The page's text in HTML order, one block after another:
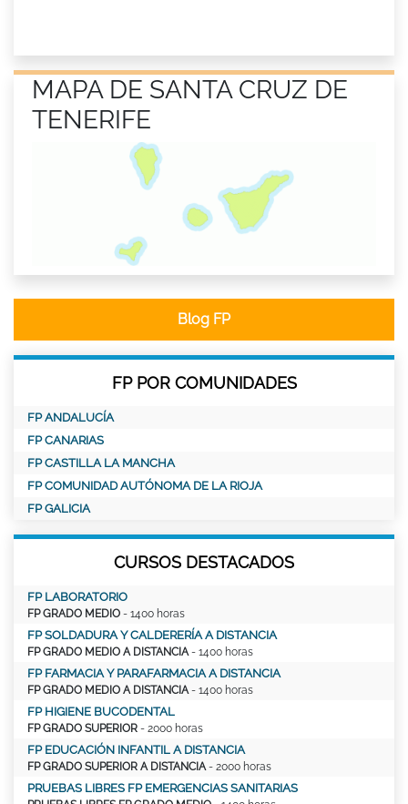
MAPA DE SANTA CRUZ DE
TENERIFE
Blog FP
FP POR COMUNIDADES
FP ANDALUCÍA
FP CANARIAS
FP CASTILLA LA MANCHA
FP COMUNIDAD AUTÓNOMA DE LA RIOJA
FP GALICIA
CURSOS DESTACADOS
FP LABORATORIO
FP GRADO MEDIO - 1400 horas
FP SOLDADURA Y CALDERERÍA A DISTANCIA
FP GRADO MEDIO A DISTANCIA - 1400 horas
FP FARMACIA Y PARAFARMACIA A DISTANCIA
FP GRADO MEDIO A DISTANCIA - 1400 horas
FP HIGIENE BUCODENTAL
FP GRADO SUPERIOR - 2000 horas
FP EDUCACIÓN INFANTIL A DISTANCIA
FP GRADO SUPERIOR A DISTANCIA - 2000 horas
PRUEBAS LIBRES FP EMERGENCIAS SANITARIAS